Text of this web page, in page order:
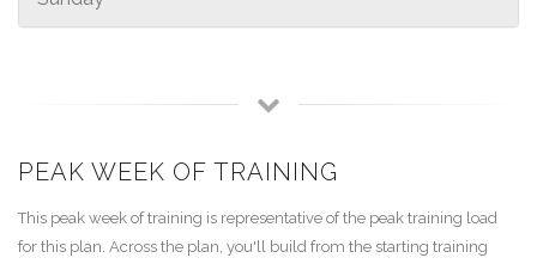
PEAK WEEK OF TRAINING
This peak week of training is representative of the peak training load
for this plan. Across the plan, you'll build from the starting training